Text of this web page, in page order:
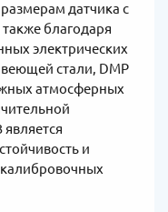
датчика с
благодаря
электрических
стали, DMP
атмосферных
и